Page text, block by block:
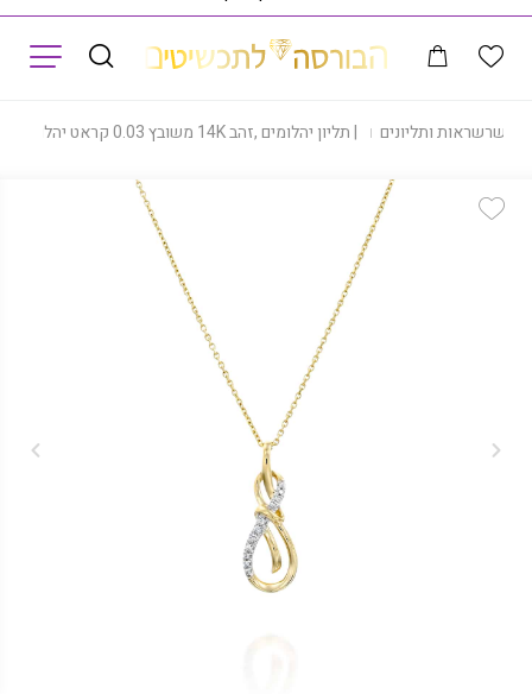
שרשראות ותליונים |תליון יהלומים ,זהב 14K משובץ 0.03 קראט יהלומים, דגם PDPF25193